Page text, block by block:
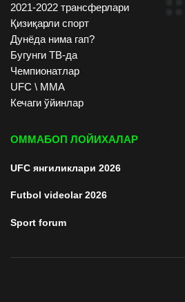
2021-2022 трансферлари
Қизиқарли спорт
Дунёда нима гап?
Бугунги ТВ-да
Чемпионатлар
UFC \ ММА
Кечаги ўйинлар
ОММАБОП ЛОЙИХАЛАР
UFC янгиликлари 2026
Futbol videolar 2026
Sport forum